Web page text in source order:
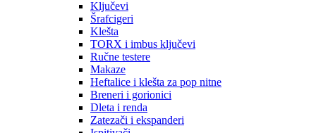
Ključevi
Šrafcigeri
Klešta
TORX i imbus ključevi
Ručne testere
Makaze
Heftalice i klešta za pop nitne
Breneri i gorionici
Dleta i renda
Zatezači i ekspanderi